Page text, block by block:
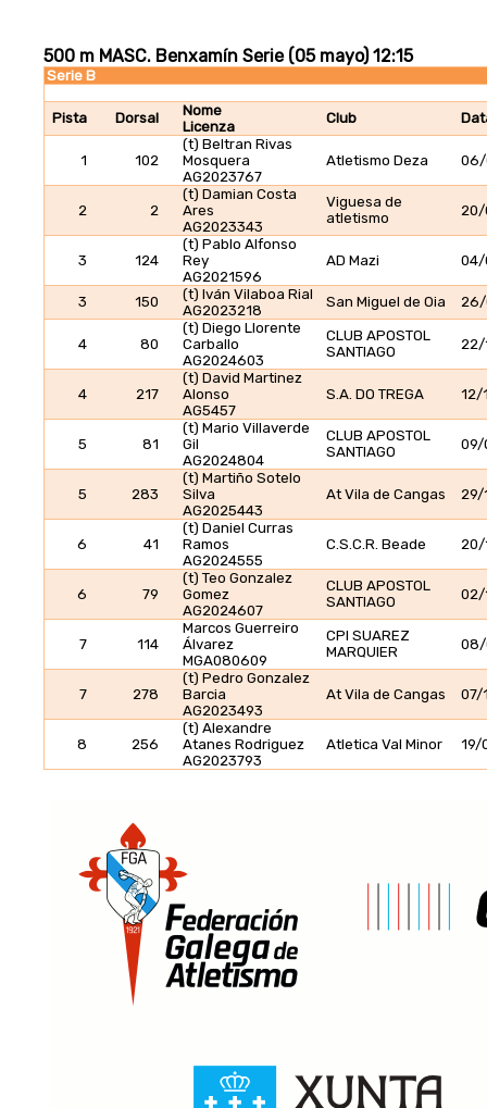
Serie B
Pista Dorsal
Nome
Licenza
Club
1 102
(t) Beltran Rivas
Mosquera
AG2023767
Atletismo Deza 06/
2 2
(t) Damian Costa
Ares
AG2023343
Viguesa de
atletismo
3 124
(t) Pablo Alfonso
Rey
AG2021596
AD Mazi 04/
3 150
(t) Iván Vilaboa Rial
AG2023218
San Miguel de Oia
4 80
(t) Diego Llorente
Carballo
AG2024603
CLUB APOSTOL
SANTIAGO
22/
4 217
(t) David Martinez
Alonso
AG5457
S.A. DO TREGA 12/
5 81
(t) Mario Villaverde
Gil
AG2024804
CLUB APOSTOL
SANTIAGO
09/
5 283
(t) Martiño Sotelo
Silva
AG2025443
At Vila de Cangas 29/
6 41
(t) Daniel Curras
Ramos
AG2024555
C.S.C.R. Beade 20/
6 79
(t) Teo Gonzalez
Gomez
AG2024607
CLUB APOSTOL
SANTIAGO
02/
7 114
Marcos Guerreiro
Álvarez
MGA080609
CPI SUAREZ
MARQUIER
7 278
(t) Pedro Gonzalez
Barcia
AG2023493
At Vila de Cangas 07/
8 256
(t) Alexandre
Atanes Rodriguez
AG2023793
Atletica Val Minor 19/
500 m MASC. Benxamín Serie (05 mayo) 12:15